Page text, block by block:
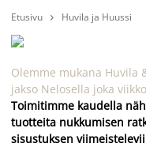
Etusivu  Huvila ja Huussi
Olemme mukana Huvila
jakso Nelosella joka
Toimitimme kaudella
tuotteita nukkumisen
sisustuksen